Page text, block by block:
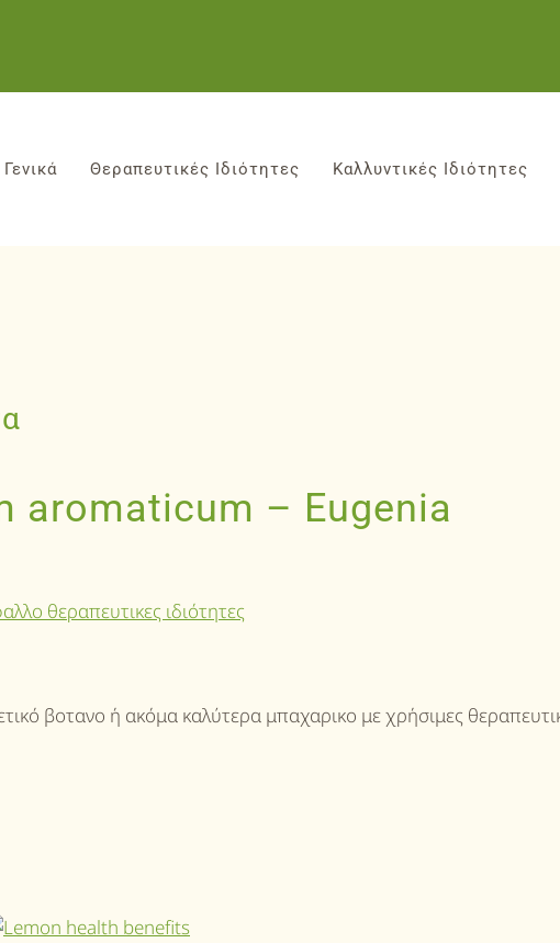
Γενικά Θεραπευτικές Ιδιότητες Καλλυντικές Ιδιότητες
aromaticum – Eugenia
βοτανο ή ακόμα καλύτερα μπαχαρικο με χρήσιμες